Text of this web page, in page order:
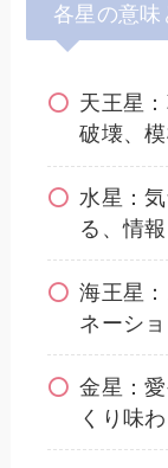
各星の意
天王星
破壊、
水星：
る、情
海王星
ネーシ
金星：
くり味